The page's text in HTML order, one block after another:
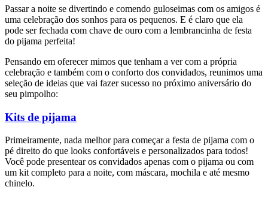
Passar a noite se divertindo e comendo guloseimas com os amigos é
uma celebração dos sonhos para os pequenos. E é claro que ela
pode ser fechada com chave de ouro com a lembrancinha de festa
do pijama perfeita!
Pensando em oferecer mimos que tenham a ver com a própria
celebração e também com o conforto dos convidados, reunimos uma
seleção de ideias que vai fazer sucesso no próximo aniversário do
seu pimpolho:
Kits de pijama
Primeiramente, nada melhor para começar a festa de pijama com o
pé direito do que looks confortáveis e personalizados para todos!
Você pode presentear os convidados apenas com o pijama ou com
um kit completo para a noite, com máscara, mochila e até mesmo
chinelo.